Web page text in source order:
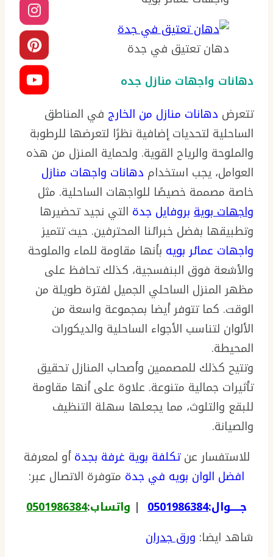
دهان تعتيق في جدة
دهانات واجهات منازل جده
تتعرض دهانات منازل من الخارج في المناطق
الساحلية لتحديات إضافية نظرًا لتعرضها للرطوبة
والملوحة والرياح القوية. ولحماية المنزل من هذه
العوامل، يجب استخدام دهانات واجهات منازل
خاصة مصممة خصيصًا للواجهات الساحلية. مثل
واجهات بوية بروفايل جدة التي نجيد تحضيرها
وتطبيقها بفضل خبرائنا المحترفين. حيث تتميز
واجهات عمائر بويه بأنها مقاومة للماء والملوحة
والأشعة فوق البنفسجية، كذلك تحافظ على
مظهر المنزل الساحلي الجميل لفترة طويلة من
الوقت. كما تتوفر أيضا بمجموعة واسعة من
الألوان لتناسب الأجواء الساحلية والديكورات
المحيطة.
وتتيح كذلك للمصممين وأصحاب المنازل تحقيق
تأثيرات جمالية متنوعة. علاوة على أنها مقاومة
للبقع والتلوث، مما يجعلها سهلة التنظيف
والصيانة.
للاستفسار عنتكلفة بوية غرفة بجدةأو لمعرفة
افضل الوان بويه في جدة متوفرة الاتصال عبر:
جـــــوال:0501986384
| واتساب:
0501986384
شاهد ايضا: ورق جدران